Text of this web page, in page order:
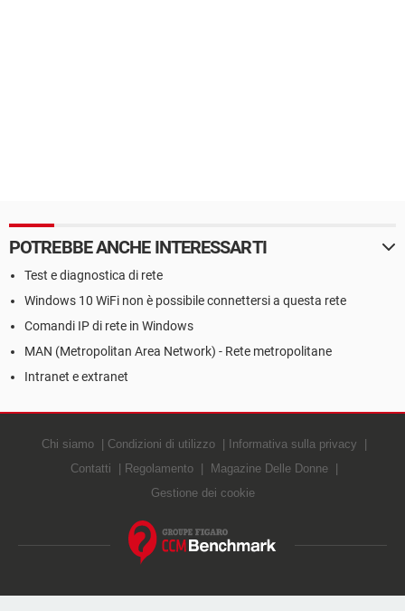
POTREBBE ANCHE INTERESSARTI
Test e diagnostica di rete
Windows 10 WiFi non è possibile connettersi a questa rete
Comandi IP di rete in Windows
MAN (Metropolitan Area Network) - Rete metropolitane
Intranet e extranet
Chi siamo Condizioni di utilizzo
Informativa sulla privacy
Contatti
Regolamento
Magazine Delle Donne
Gestione dei cookie